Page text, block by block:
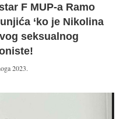
F MUP-a Ramo
‘ko je Nikolina
seksualnog
2023.